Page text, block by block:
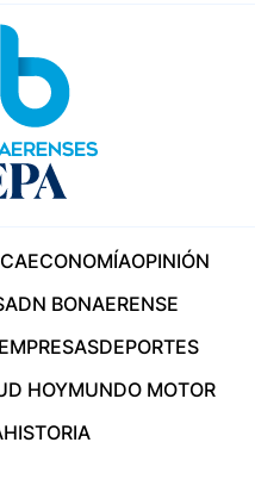
ECONOMÍAOPINIÓN
ADN BONAERENSE
DEPORTES
HOYMUNDO MOTOR
HISTORIA